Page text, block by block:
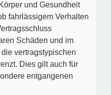
und Gesundheit
fahrlässigem Verhalten
Schäden und im
vertragstypischen
Dies gilt auch für
entgangenen